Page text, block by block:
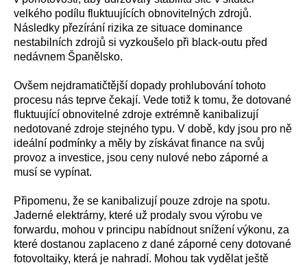
velkého podílu fluktuujících obnovitelných zdrojů.
Následky přezírání rizika ze situace dominance
nestabilních zdrojů si vyzkoušelo při black-outu před
nedávnem Španělsko.
Ovšem nejdramatičtější dopady prohlubování tohoto
procesu nás teprve čekají. Vede totiž k tomu, že dotované
fluktuující obnovitelné zdroje extrémně kanibalizují
nedotované zdroje stejného typu. V době, kdy jsou pro ně
ideální podmínky a měly by získávat finance na svůj
provoz a investice, jsou ceny nulové nebo záporné a
musí se vypínat.
Připomenu, že se kanibalizují pouze zdroje na spotu.
Jaderné elektrárny, které už prodaly svou výrobu ve
forwardu, mohou v principu nabídnout snížení výkonu, za
které dostanou zaplaceno z dané záporné ceny dotované
fotovoltaiky, která je nahradí. Mohou tak vydělat ještě